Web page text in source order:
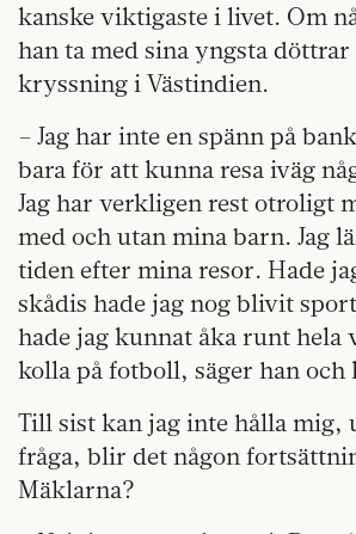
kanske viktigaste i livet. Om
han ta med sina yngsta döttrar
kryssning i Västindien.
– Jag har inte en spänn på
bara för att kunna resa iväg
Jag har verkligen rest otroligt
med och utan mina barn. Jag
tiden efter mina resor. Hade
skådis hade jag nog blivit
hade jag kunnat åka runt hela
kolla på fotboll, säger han och
Till sist kan jag inte hålla mig,
fråga, blir det någon
Mäklarna?